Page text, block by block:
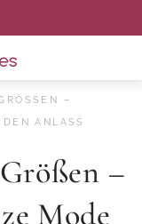
– FA
ANLASS
–
Mode